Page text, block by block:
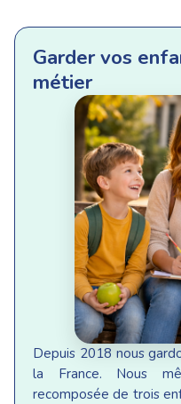
Garder vos
métier
Depuis 2018 nous
la France. Nous
recomposée de trois